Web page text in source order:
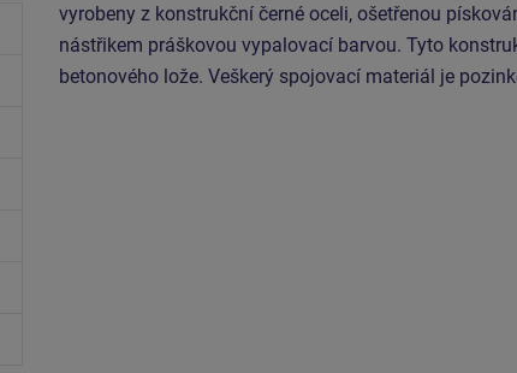
vyrobeny z konstrukční černé oceli, ošetřenou
nástřikem práškovou vypalovací barvou. Tyto
betonového lože. Veškerý spojovací materiál je